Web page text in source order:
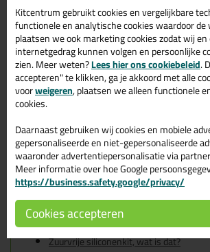
Ottoseal S117
Manhattan C43
Zoek je Ottoseal S117 310ml in een
Deze Ottoseal S117 310ml in de kleur
gebruiken voor verschillende toepassingen.
hoogwaardig product welke makkelijk te
Ottoseal S117 310ml in de kleur Manhattan
Wil je meer weten over de toepassing en
product?Lees alles over dit product >
Tips & tricks voor Ottoseal
310ml
In de volgende blogs wordt dit product gebruikt:
Zuurvrije siliconenkit, wat is dat?
Kitcentrum gebruikt cookies en vergelijkbare
functionele en analytische cookies waardoor
plaatsen we ook marketing cookies zodat wij
internetgedrag kunnen volgen en persoonlijke
zien. Meer weten?Lees hier ons cookiebeleid.
accepteren" te klikken, ga je akkoord met alle
voorweigeren, plaatsen we alleen functionele
cookies.
Daarnaast gebruiken wij cookies en mobiele
gepersonaliseerde en niet-gepersonaliseerde
waaronder advertentiepersonalisatie via
Meer informatie over hoe Google
https://business.safety.google/privacy/
Cookies accepteren